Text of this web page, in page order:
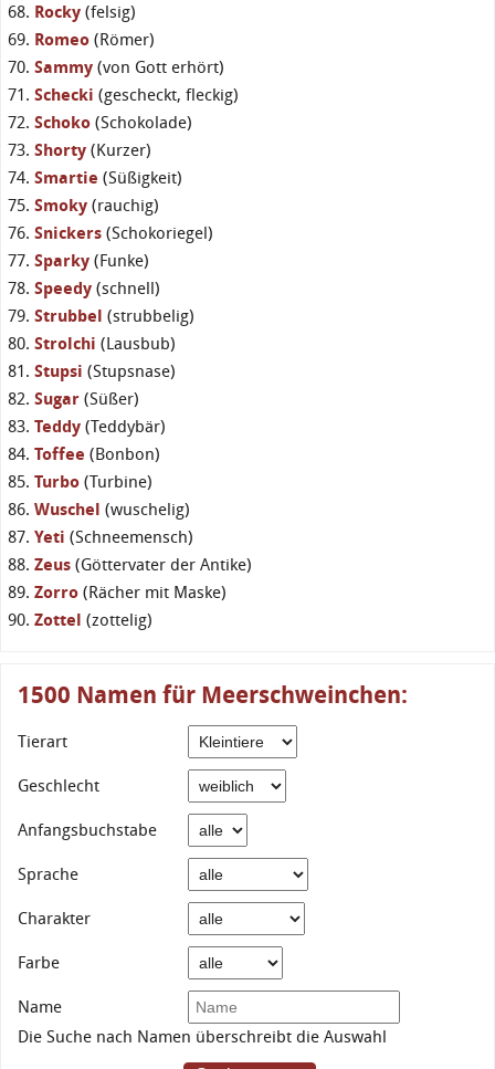
Rocky (felsig)
Romeo (Römer)
Sammy (von Gott erhört)
Schecki (gescheckt, fleckig)
Schoko (Schokolade)
Shorty (Kurzer)
Smartie (Süßigkeit)
Smoky (rauchig)
Snickers (Schokoriegel)
Sparky (Funke)
Speedy (schnell)
Strubbel (strubbelig)
Strolchi (Lausbub)
Stupsi (Stupsnase)
Sugar (Süßer)
Teddy (Teddybär)
Toffee (Bonbon)
Turbo (Turbine)
Wuschel (wuschelig)
Yeti (Schneemensch)
Zeus (Göttervater der Antike)
Zorro (Rächer mit Maske)
Zottel (zottelig)
1500 Namen für Meerschweinchen:
Tierart
Geschlecht
Anfangsbuchstabe
Sprache
Charakter
Farbe
Name
Die Suche nach Namen überschreibt die Auswahl